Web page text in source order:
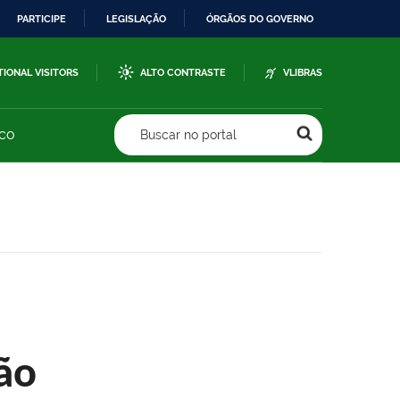
PARTICIPE LEGISLAÇÃO ÓRGÃOS DO GOVERNO
VISITORS ALTO CONTRASTE VLIBRAS
Buscar no portal